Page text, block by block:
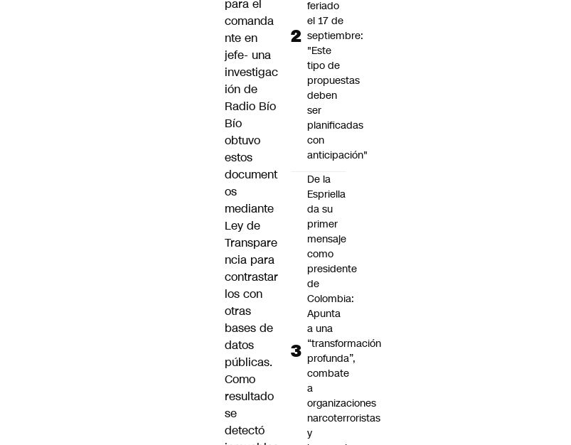
para el
comanda
nte en
jefe- una
investigac
ión de
Radio Bío
Bío
obtuvo
estos
document
os
mediante
Ley de
Transpare
ncia para
contrastar
los con
otras
bases de
datos
públicas.
Como
resultado
se
detectó
feriado
el 17 de
septiembre:
"Este
tipo de
propuestas
deben
ser
planificadas
con
anticipación"
De la
Espriella
da su
primer
mensaje
como
presidente
de
Colombia:
Apunta
a una
“transformación
profunda”,
combate
a
organizaciones
narcoterroristas
y